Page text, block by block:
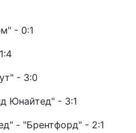
- 0:1
- 3:0
Юнайтед" - 3:1
- "Брентфорд" - 2:1